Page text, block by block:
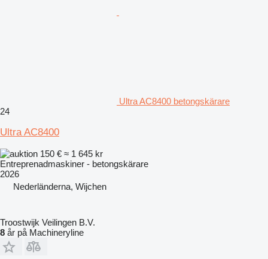
Ultra AC8400 betongskärare
24
Ultra AC8400
150 € ≈ 1 645 kr
Entreprenadmaskiner - betongskärare
2026
Nederländerna, Wijchen
Troostwijk Veilingen B.V.
8 år på Machineryline